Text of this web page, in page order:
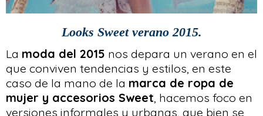
Looks Sweet verano 2015.
La moda del 2015 nos depara un verano en el
que conviven tendencias y estilos, en este
caso de la mano de la marca de ropa de
mujer y accesorios Sweet, hacemos foco en
versiones informales y urbanas, que bien se